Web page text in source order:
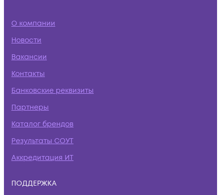
О компании
Новости
Вакансии
Контакты
Банковские реквизиты
Партнеры
Каталог брендов
Результаты СОУТ
Аккредитация ИТ
ПОДДЕРЖКА